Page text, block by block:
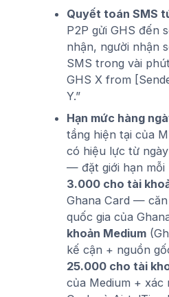
Quyết toán SMS
P2P gửi GHS đến
nhận, người nhận
SMS trong vài
GHS X from
Y.”
Hạn mức hàng
tầng hiện tại của
có hiệu lực từ
— đặt giới hạn mỗi
3.000 cho tài
Ghana Card —
quốc gia của
khoản Medium
kế cận + nguồn
25.000 cho tài
của Medium + xác